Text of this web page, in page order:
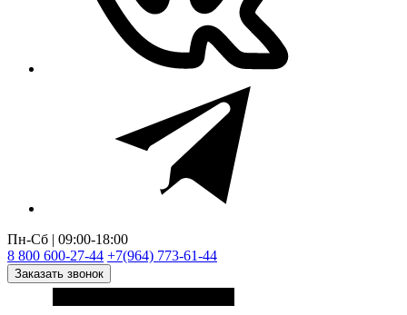
Пн-Сб | 09:00-18:00
8 800 600-27-44 +7(964) 773-61-44
Заказать звонок